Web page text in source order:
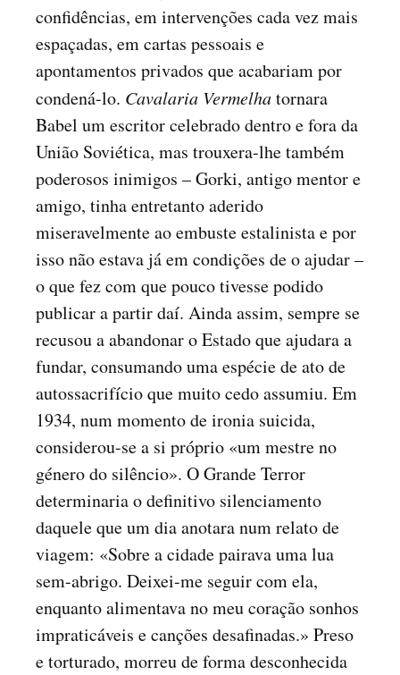
confidências, em intervenções cada vez mais
espaçadas, em cartas pessoais e
apontamentos privados que acabariam por
condená-lo. Cavalaria Vermelhatornara
Babel um escritor celebrado dentro e fora da
União Soviética, mas trouxera-lhe também
poderosos inimigos – Gorki, antigo mentor e
amigo, tinha entretanto aderido
miseravelmente ao embuste estalinista e por
isso não estava já em condições de o ajudar –
o que fez com que pouco tivesse podido
publicar a partir daí. Ainda assim, sempre se
recusou a abandonar o Estado que ajudara a
fundar, consumando uma espécie de ato de
autossacrifício que muito cedo assumiu. Em
1934, num momento de ironia suicida,
considerou-se a si próprio «um mestre no
género do silêncio». O Grande Terror
determinaria o definitivo silenciamento
daquele que um dia anotara num relato de
viagem: «Sobre a cidade pairava uma lua
sem-abrigo. Deixei-me seguir com ela,
enquanto alimentava no meu coração sonhos
impraticáveis e canções desafinadas.» Preso
e torturado, morreu de forma desconhecida